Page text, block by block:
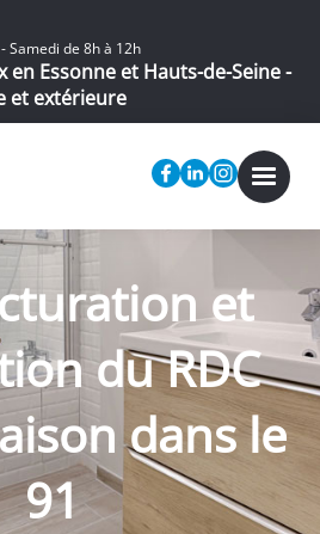
Samedi de 8h à 12h
Essonne et Hauts-de-Seine -
et extérieure
et
du RDC
dans le
91